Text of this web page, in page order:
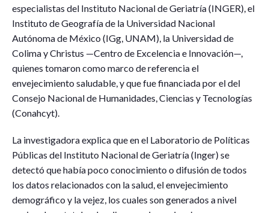
especialistas del Instituto Nacional de Geriatría (INGER), el
Instituto de Geografía de la Universidad Nacional
Autónoma de México (IGg, UNAM), la Universidad de
Colima y Christus —Centro de Excelencia e Innovación—,
quienes tomaron como marco de referencia el
envejecimiento saludable, y que fue financiada por el del
Consejo Nacional de Humanidades, Ciencias y Tecnologías
(Conahcyt).
La investigadora explica que en el Laboratorio de Políticas
Públicas del Instituto Nacional de Geriatría (Inger) se
detectó que había poco conocimiento o difusión de todos
los datos relacionados con la salud, el envejecimiento
demográfico y la vejez, los cuales son generados a nivel